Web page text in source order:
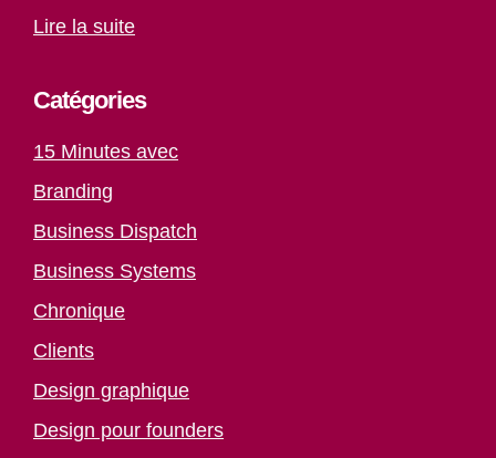
Lire la suite
Catégories
15 Minutes avec
Branding
Business Dispatch
Business Systems
Chronique
Clients
Design graphique
Design pour founders